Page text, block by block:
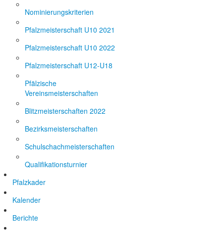
Nominierungskriterien
Pfalzmeisterschaft U10 2021
Pfalzmeisterschaft U10 2022
Pfalzmeisterschaft U12-U18
Pfälzische
Vereinsmeisterschaften
Blitzmeisterschaften 2022
Bezirksmeisterschaften
Schulschachmeisterschaften
Qualifikationsturnier
Pfalzkader
Kalender
Berichte